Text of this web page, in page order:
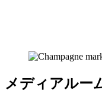
メディアルー